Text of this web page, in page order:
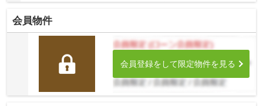
会員物件
会員登録をして限定物件を見る